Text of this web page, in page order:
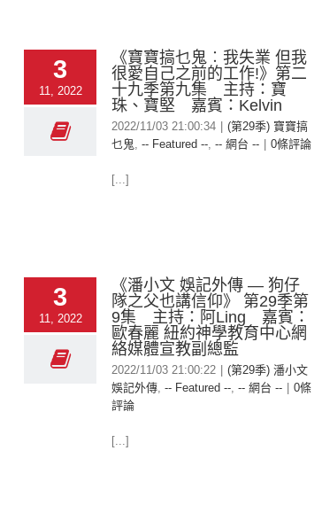
3
11, 2022
《寶寶搞乜鬼︰我失業 但我
很愛自己之前的工作!》第二
十九季第九集 主持：寶
珠、寶堅 嘉賓：Kelvin
2022/11/03 21:00:34
(第29季) 寶寶搞
乜鬼, -- Featured --, -- 網台 -- 0條評論
[...]
3
11, 2022
《潘小文 娛記外傳 — 狗仔
隊之父也講信仰》 第29季第
9集 主持：阿Ling 嘉賓：
歐春麗 紐約神學教育中心網
絡媒體宣教副總監
2022/11/03 21:00:22
(第29季) 潘小文
娛記外傳, -- Featured --, -- 網台 --
0條
評論
[...]